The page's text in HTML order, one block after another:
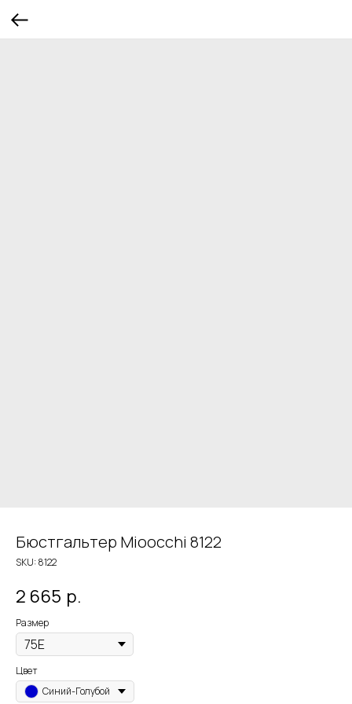
Бюстгальтер Mioocchi 8122
SKU:8122
2 665 р.
Размер
Цвет
Синий-Голубой